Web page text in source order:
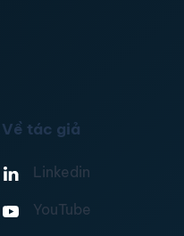
Về tác giả
Linkedin
YouTube